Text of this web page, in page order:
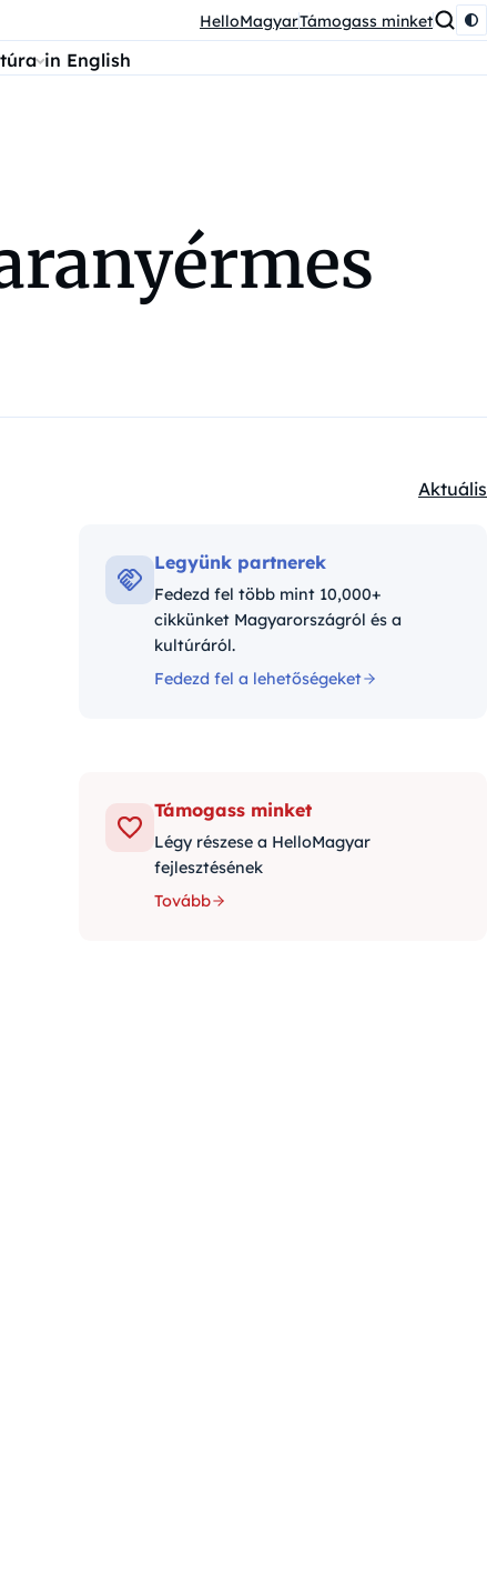
HelloMagyarTámogass minket
in English
Aktuális
Legyünk partnerek
Fedezd fel több mint 10,000+
cikkünket Magyarországról és a
kultúráról.
Fedezd fel a lehetőségeket
Támogass minket
Légy részese a HelloMagyar
fejlesztésének
Tovább